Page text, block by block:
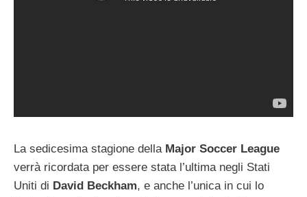
La sedicesima stagione della Major Soccer League
verrà ricordata per essere stata l’ultima negli Stati
Uniti di David Beckham, e anche l’unica in cui lo